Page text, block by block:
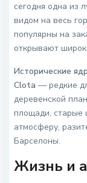
сегодня одна из
видом на весь
популярны на
открывают
Исторические
Clota — редкие
деревенской
площади, старые
атмосферу,
Барселоны.
Жизнь и